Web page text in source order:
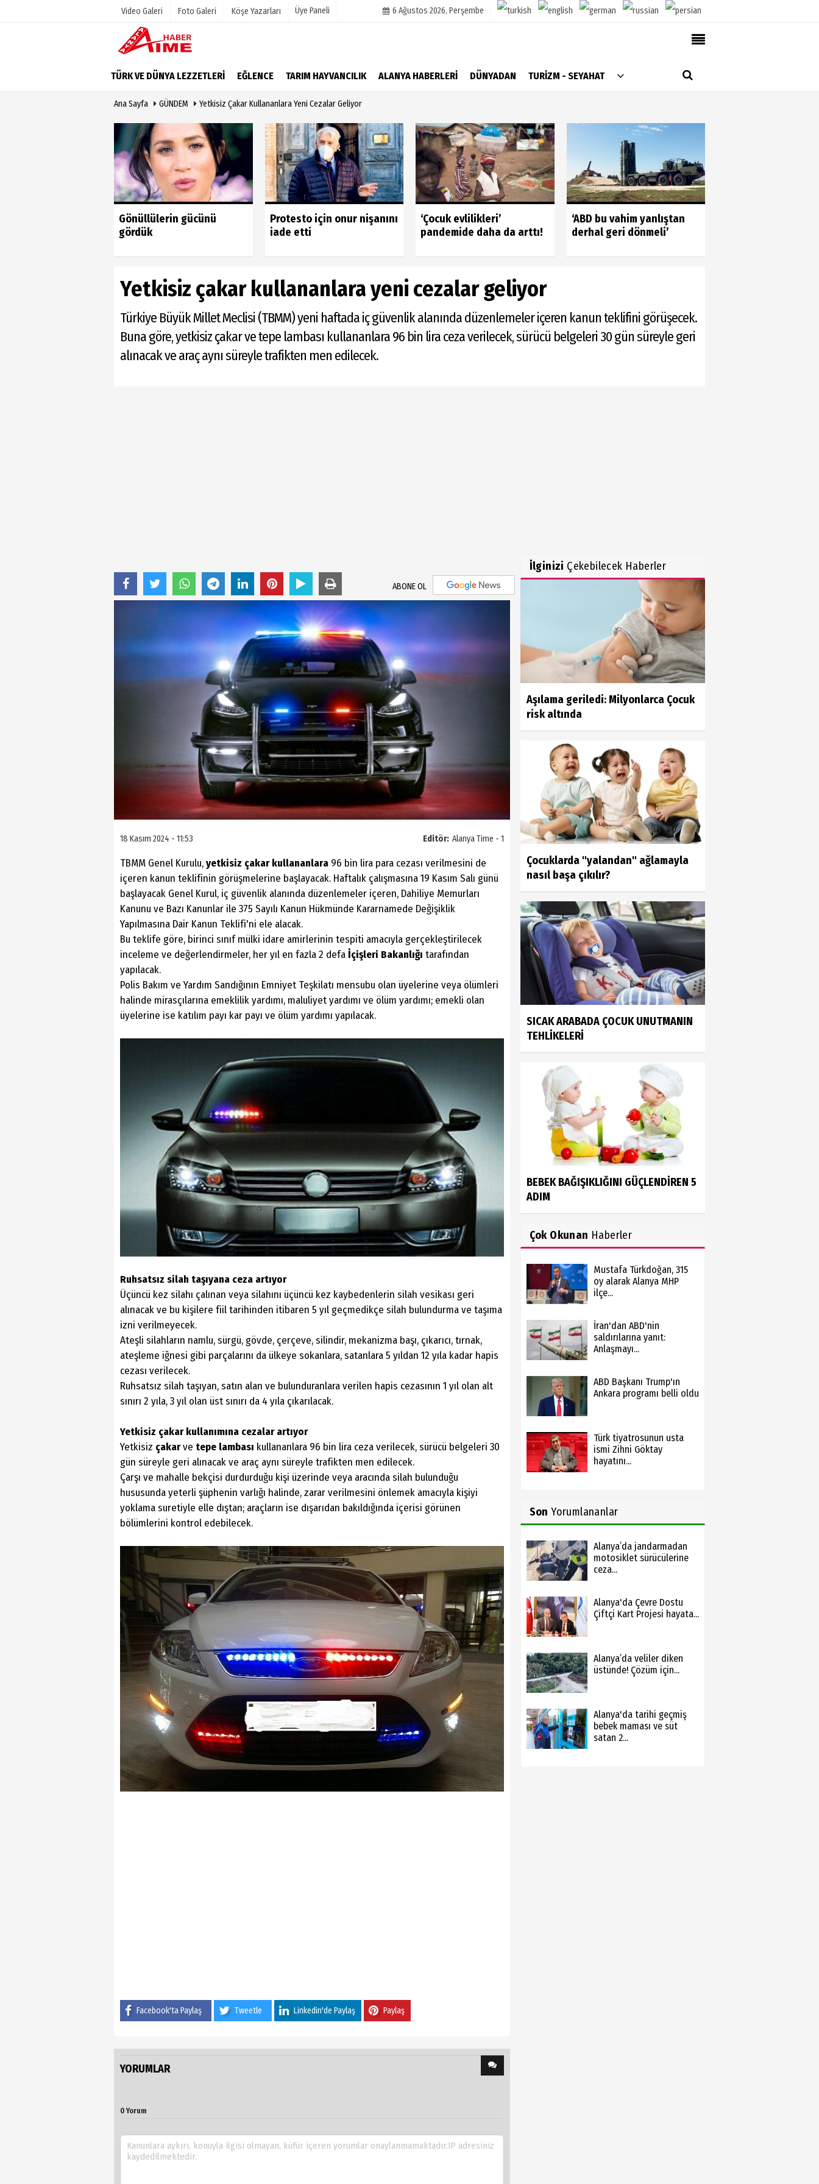
Video Galeri Foto Galeri Köşe Yazarları Üye Paneli 6 Ağustos 2026, Perşembe
TÜRK VE DÜNYA LEZZETLERİ EĞLENCE TARIM HAYVANCILIK ALANYA HABERLERİ DÜNYADAN TURİZM - SEYAHAT
Haber Arşivi
Hava Durumu
Gazete Manşetleri
Anketler
Biyografiler
Köşe Yazarları
Video Galeri
AlanyaTime TV
Moovit
Künye
Ana Sayfa GÜNDEM Yetkisiz Çakar Kullananlara Yeni Cezalar Geliyor
Gönüllülerin gücünü
gördük
Protesto için onur nişanını
iade etti
‘Çocuk evlilikleri’
pandemide daha da arttı!
‘ABD bu vahim yanlıştan
derhal geri dönmeli’
Yetkisiz çakar kullananlara yeni cezalar geliyor
Türkiye Büyük Millet Meclisi (TBMM) yeni haftada iç güvenlik alanında düzenlemeler içeren kanun teklifini görüşecek.
Buna göre, yetkisiz çakar ve tepe lambası kullananlara 96 bin lira ceza verilecek, sürücü belgeleri 30 gün süreyle geri
alınacak ve araç aynı süreyle trafikten men edilecek.
ABONE OL
Editör: Alanya Time - 1
18 Kasım 2024 - 11:53
TBMM Genel Kurulu,yetkisiz çakar kullananlara 96 bin lira para cezası verilmesini de
içeren kanun teklifinin görüşmelerine başlayacak. Haftalık çalışmasına 19 Kasım Salı günü
başlayacak Genel Kurul, iç güvenlik alanında düzenlemeler içeren, Dahiliye Memurları
Kanunu ve Bazı Kanunlar ile 375 Sayılı Kanun Hükmünde Kararnamede Değişiklik
Yapılmasına Dair Kanun Teklifi'ni ele alacak.
Bu teklife göre, birinci sınıf mülki idare amirlerinin tespiti amacıyla gerçekleştirilecek
inceleme ve değerlendirmeler, her yıl en fazla 2 defa İçişleri Bakanlığı tarafından
yapılacak.
Polis Bakım ve Yardım Sandığının Emniyet Teşkilatı mensubu olan üyelerine veya ölümleri
halinde mirasçılarına emeklilik yardımı, maluliyet yardımı ve ölüm yardımı; emekli olan
üyelerine ise katılım payı kar payı ve ölüm yardımı yapılacak.
Ruhsatsız silah taşıyana ceza artıyor
Üçüncü kez silahı çalınan veya silahını üçüncü kez kaybedenlerin silah vesikası geri
alınacak ve bu kişilere fiil tarihinden itibaren 5 yıl geçmedikçe silah bulundurma ve taşıma
izni verilmeyecek.
Ateşli silahların namlu, sürgü, gövde, çerçeve, silindir, mekanizma başı, çıkarıcı, tırnak,
ateşleme iğnesi gibi parçalarını da ülkeye sokanlara, satanlara 5 yıldan 12 yıla kadar hapis
cezası verilecek.
Ruhsatsız silah taşıyan, satın alan ve bulunduranlara verilen hapis cezasının 1 yıl olan alt
sınırı 2 yıla, 3 yıl olan üst sınırı da 4 yıla çıkarılacak.
Yetkisiz çakar kullanımına cezalar artıyor
Yetkisiz çakarve tepe lambası kullananlara 96 bin lira ceza verilecek, sürücü belgeleri 30
gün süreyle geri alınacak ve araç aynı süreyle trafikten men edilecek.
Çarşı ve mahalle bekçisi durdurduğu kişi üzerinde veya aracında silah bulunduğu
hususunda yeterli şüphenin varlığı halinde, zarar verilmesini önlemek amacıyla kişiyi
yoklama suretiyle elle dıştan; araçların ise dışarıdan bakıldığında içerisi görünen
bölümlerini kontrol edebilecek.
Facebook'ta Paylaş Tweetle Linkedin'de Paylaş Paylaş
YORUMLAR
0 Yorum
İlginizi Çekebilecek Haberler
Aşılama geriledi: Milyonlarca Çocuk
risk altında
Çocuklarda "yalandan" ağlamayla
nasıl başa çıkılır?
SICAK ARABADA ÇOCUK UNUTMANIN
TEHLİKELERİ
BEBEK BAĞIŞIKLIĞINI GÜÇLENDİREN 5
ADIM
Çok Okunan Haberler
Mustafa Türkdoğan, 315
oy alarak Alanya MHP
ilçe...
İran'dan ABD'nin
saldırılarına yanıt:
Anlaşmayı...
ABD Başkanı Trump'ın
Ankara programı belli oldu
Türk tiyatrosunun usta
ismi Zihni Göktay
hayatını...
Son Yorumlananlar
Alanya’da jandarmadan
motosiklet sürücülerine
ceza...
Alanya'da Çevre Dostu
Çiftçi Kart Projesi hayata...
Alanya’da veliler diken
üstünde! Çözüm için...
Alanya'da tarihi geçmiş
bebek maması ve süt
satan 2...